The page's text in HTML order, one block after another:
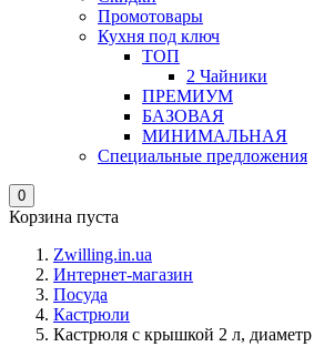
Промотовары
Кухня под ключ
ТОП
2 Чайники
ПРЕМИУМ
БАЗОВАЯ
МИНИМАЛЬНАЯ
Специальные предложения
0
Корзина пуста
Zwilling.in.ua
Интернет-магазин
Посуда
Кастрюли
Кастрюля с крышкой 2 л,